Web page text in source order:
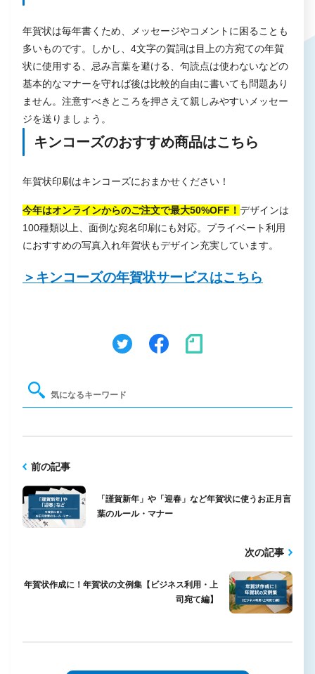
年賀状は毎年書くため、メッセージやコメントに困ることも
多いものです。しかし、4文字の賀詞は目上の方宛ての年賀
状に使用する、忌み言葉を避ける、句読点は使わないなどの
基本的なマナーを守れば後は比較的自由に書いても問題あり
ません。注意すべきところを押さえて親しみやすいメッセー
ジを送りましょう。
キンコーズのおすすめ商品はこちら
年賀状印刷はキンコーズにおまかせください！
今年はオンラインからのご注文で最大50%OFF！ デザインは
100種類以上、面倒な宛名印刷にも対応。プライベート利用
におすすめの写真入れ年賀状もデザイン充実しています。
＞キンコーズの年賀状サービスはこちら
前の記事
「謹賀新年」や「迎春」など年賀状に使うお正月言
葉のルール・マナー
次の記事
年賀状作成に！年賀状の文例集【ビジネス利用・上
司宛て編】